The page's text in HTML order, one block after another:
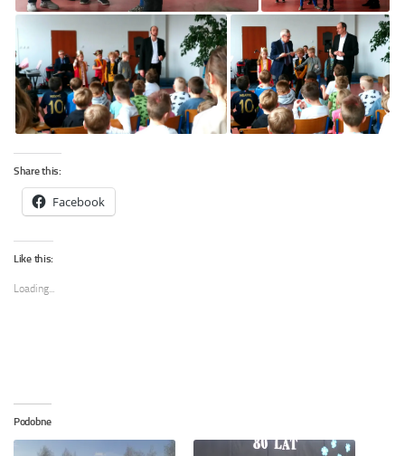
Share this:
Facebook
Like this:
Loading...
Podobne